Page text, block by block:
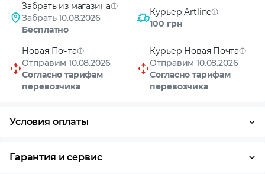
Забрать из магазина
Забрать 10.08.2026
Бесплатно
Курьер Artline
100 грн
Новая Почта
Отправим 10.08.2026
Согласно тарифам
перевозчика
Курьер Новая Почта
Отправим 10.08.2026
Согласно тарифам
перевозчика
Условия оплаты
Гарантия и сервис